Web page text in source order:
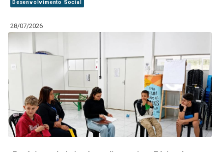
Desenvolvimento Social
28/07/2026